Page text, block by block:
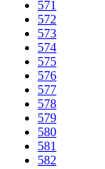
571
572
573
574
575
576
577
578
579
580
581
582